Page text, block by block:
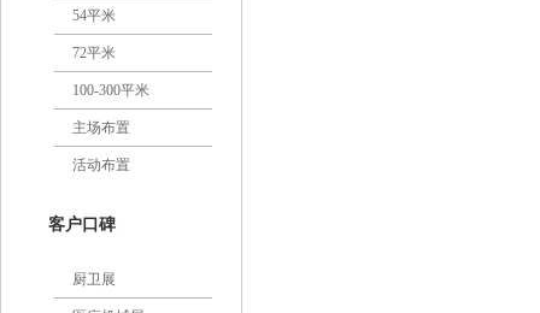
54平米
72平米
100-300平米
主场布置
活动布置
客户口碑
厨卫展